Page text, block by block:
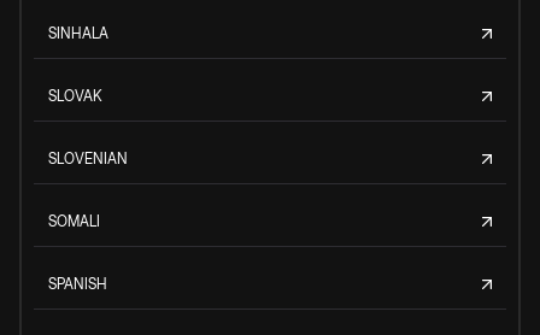
SINHALA
SLOVAK
SLOVENIAN
SOMALI
SPANISH